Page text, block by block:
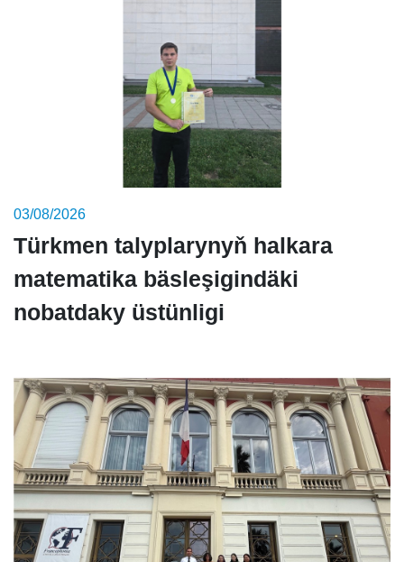
03/08/2026
Türkmen talyplarynyň halkara
matematika bäsleşigindäki
nobatdaky üstünligi